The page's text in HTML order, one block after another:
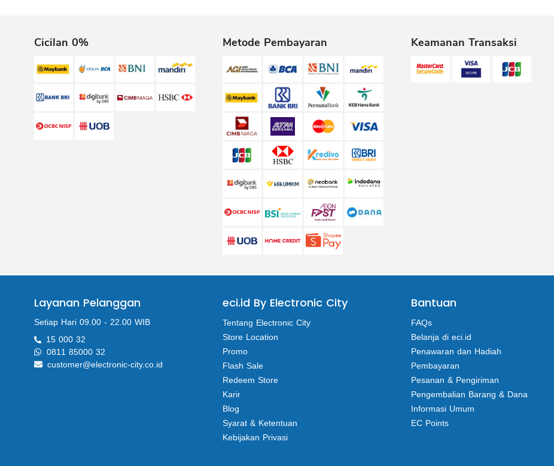
Cicilan 0% Metode Pembayaran Keamanan Transaksi
Layanan Pelanggan
Setiap Hari 09.00 - 22.00 WIB
15 000 32
0811 85000 32
customer@electronic-city.co.id
eci.id By Electronic City
Tentang Electronic City
Store Location
Promo
Flash Sale
Redeem Store
Karir
Blog
Syarat & Ketentuan
Kebijakan Privasi
Bantuan
FAQs
Belanja di eci.id
Penawaran dan Hadiah
Pembayaran
Pesanan & Pengiriman
Pengembalian Barang & Dana
Informasi Umum
EC Points